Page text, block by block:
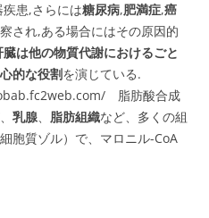
患,さらには糖尿病,肥満症,癌
され,ある場合にはその原因的
臓は他の物質代謝におけるごと
的な役割を演じている.
脂肪酸合成
、 乳腺、 脂肪組織など、多くの組
胞質ゾル）で、マロニル-CoA